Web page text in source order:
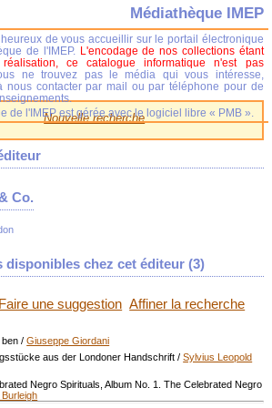
Nouvelle recherche
Co.
disponibles chez cet éditeur (3)
Faire une suggestion Affiner la recherche
ben /Giuseppe Giordani
aus der Londoner Handschrift /Sylvius Leopold
Negro Spirituals, Album No. 1. The Celebrated Negro
Médiathèque IMEP
de vous accueillir sur le portail électronique
de l'IMEP. L'encodage de nos collections étant
ce catalogue informatique n'est pas
ne trouvez pas le média qui vous intéresse,
nous contacter par mail ou par téléphone pour de
de l'IMEP est gérée avec le logiciel libre « PMB ».